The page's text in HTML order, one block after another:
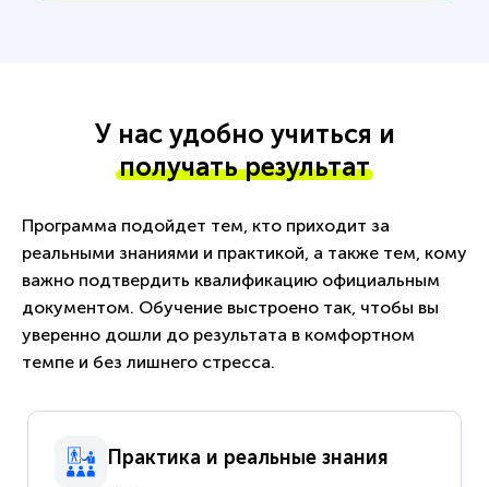
У нас удобно учиться и
получать результат
Программа подойдет тем, кто приходит за
реальными знаниями и практикой, а также тем, кому
важно подтвердить квалификацию официальным
документом. Обучение выстроено так, чтобы вы
уверенно дошли до результата в комфортном
темпе и без лишнего стресса.
Практика и реальные знания